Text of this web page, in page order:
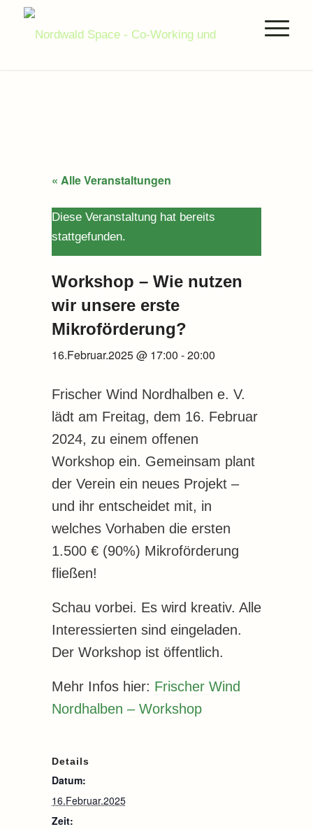
« Alle Veranstaltungen
Diese Veranstaltung hat bereits
stattgefunden.
Workshop – Wie nutzen
wir unsere erste
Mikroförderung?
16.Februar.2025 @ 17:00 -20:00
Frischer Wind Nordhalben e. V.
lädt am Freitag, dem 16. Februar
2024, zu einem offenen
Workshop ein. Gemeinsam plant
der Verein ein neues Projekt –
und ihr entscheidet mit, in
welches Vorhaben die ersten
1.500 € (90%) Mikroförderung
fließen!
Schau vorbei. Es wird kreativ. Alle
Interessierten sind eingeladen.
Der Workshop ist öffentlich.
Mehr Infos hier: Frischer Wind
Nordhalben – Workshop
Details
Datum:
16.Februar.2025
Zeit: